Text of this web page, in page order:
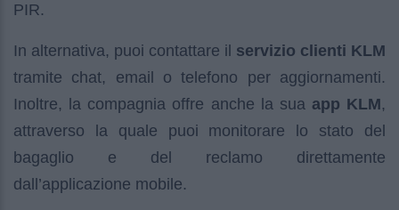
PIR.
In alternativa, puoi contattare il servizio clienti KLM
tramite chat, email o telefono per aggiornamenti.
Inoltre, la compagnia offre anche la sua app KLM,
attraverso la quale puoi monitorare lo stato del
bagaglio e del reclamo direttamente
dall’applicazione mobile.